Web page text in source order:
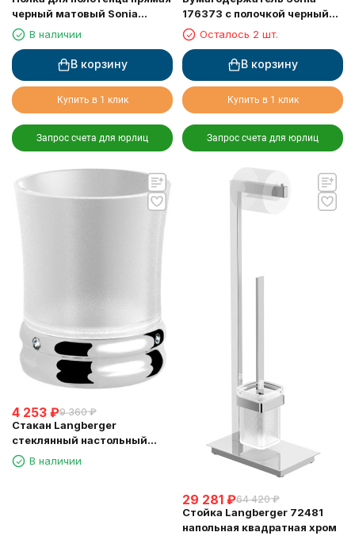
черный матовый Sonia
176076В наличии
В корзину
Купить в 1 клик
Запрос счета для юрлиц
176373 с полочкой черный
матовый
Осталось 2 шт.
В корзину
Купить в 1 клик
Запрос счета для юрлиц
4 253 ₽9 360 ₽
Стакан Langberger
стеклянный настольный
круглый "Swarovski" 22213A
В наличии
29 281 ₽64 420 ₽
Стойка Langberger 72481
напольная квадратная хром